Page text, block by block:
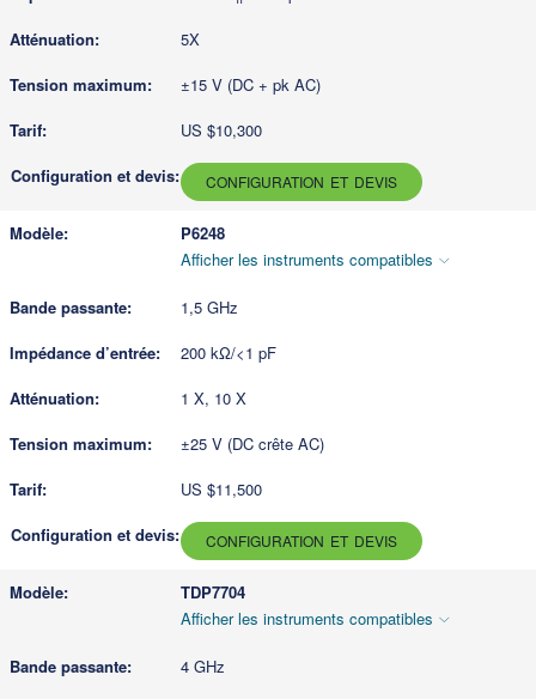
5X
±15 V (DC + pk AC)
US $10,300
CONFIGURATION ET DEVIS
P6248
Afficher les instruments compatibles
1,5 GHz
200 kΩ/<1 pF
1 X, 10 X
±25 V (DC crête AC)
US $11,500
CONFIGURATION ET DEVIS
TDP7704
Afficher les instruments compatibles
4 GHz